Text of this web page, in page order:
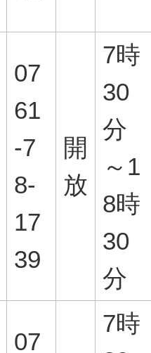
07
61
-7
8-
17
39
開
放
7時
30
分
～1
8時
30
分
07
7時